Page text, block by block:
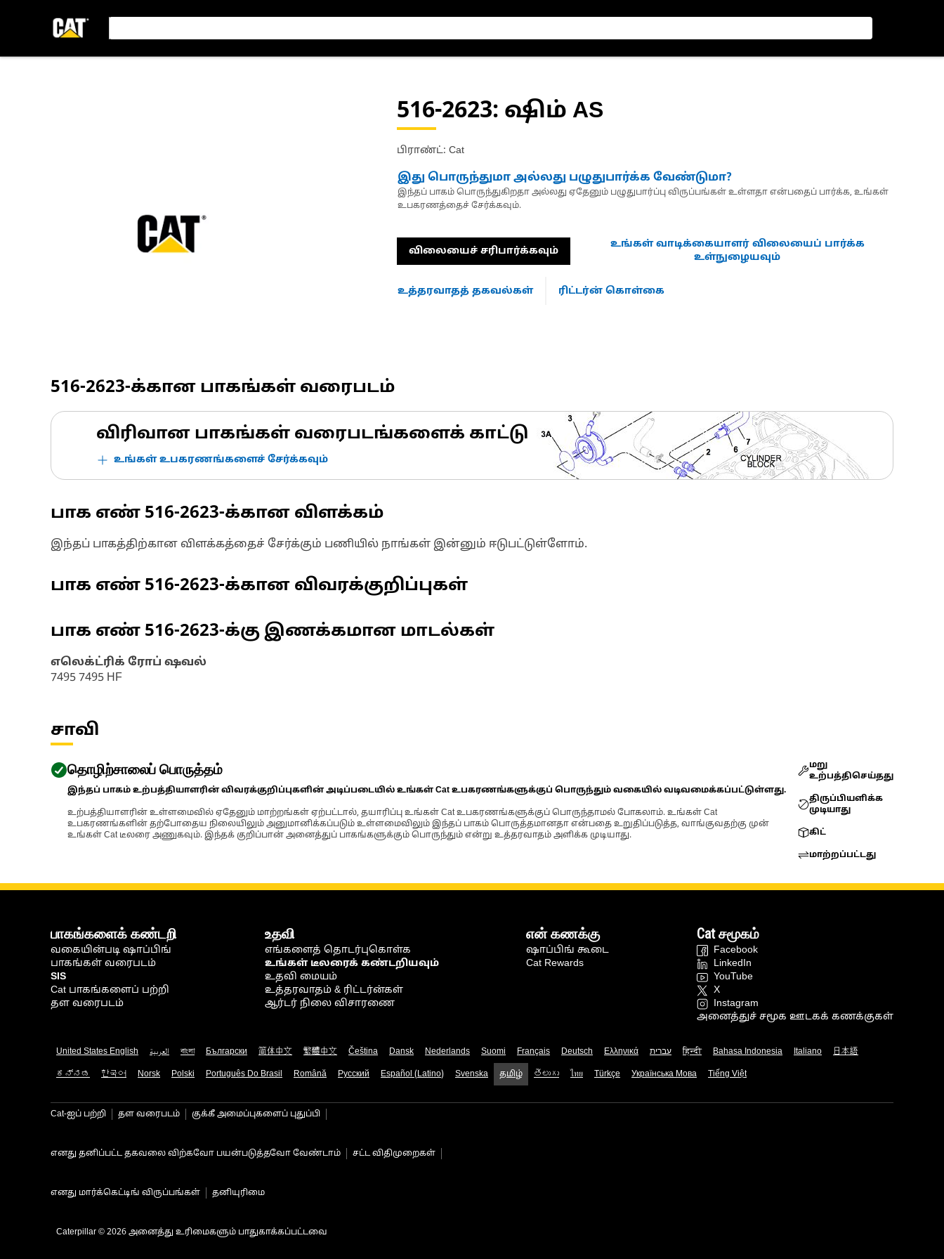
516-2623: ஷிம் AS
பிராண்ட்: Cat
இது பொருந்துமா அல்லது பழுதுபார்க்க வேண்டுமா?
இந்தப் பாகம் பொருந்துகிறதா அல்லது ஏதேனும் பழுதுபார்ப்பு விருப்பங்கள் உள்ளதா என்பதைப் பார்க்க, உங்கள்
உபகரணத்தைச் சேர்க்கவும்.
விலையைச் சரிபார்க்கவும்
உங்கள் வாடிக்கையாளர் விலையைப் பார்க்க
உள்நுழையவும்
உத்தரவாதத் தகவல்கள் ரிட்டர்ன் கொள்கை
516-2623-க்கான பாகங்கள் வரைபடம்
விரிவான பாகங்கள் வரைபடங்களைக் காட்டு
உங்கள் உபகரணங்களைச் சேர்க்கவும்
பாக எண் 516-2623-க்கான விளக்கம்
இந்தப் பாகத்திற்கான விளக்கத்தைச் சேர்க்கும் பணியில் நாங்கள் இன்னும் ஈடுபட்டுள்ளோம்.
பாக எண் 516-2623-க்கான விவரக்குறிப்புகள்
பாக எண் 516-2623-க்கு இணக்கமான மாடல்கள்
எலெக்ட்ரிக் ரோப் ஷவல்
7495 7495 HF
சாவி
தொழிற்சாலைப் பொருத்தம்
இந்தப் பாகம் உற்பத்தியாளரின் விவரக்குறிப்புகளின் அடிப்படையில் உங்கள் Cat உபகரணங்களுக்குப் பொருந்தும் வகையில் வடிவமைக்கப்பட்டுள்ளது.
உற்பத்தியாளரின் உள்ளமைவில் ஏதேனும் மாற்றங்கள் ஏற்பட்டால், தயாரிப்பு உங்கள் Cat உபகரணங்களுக்குப் பொருந்தாமல் போகலாம். உங்கள் Cat
உபகரணங்களின் தற்போதைய நிலையிலும் அனுமானிக்கப்படும் உள்ளமைவிலும் இந்தப் பாகம் பொருத்தமானதா என்பதை உறுதிப்படுத்த, வாங்குவதற்கு முன்
உங்கள் Cat டீலரை அணுகவும். இந்தக் குறிப்பான் அனைத்துப் பாகங்களுக்கும் பொருந்தும் என்று உத்தரவாதம் அளிக்க முடியாது.
மறு
உற்பத்திசெய்தது
திருப்பியளிக்க
முடியாது
கிட்
மாற்றப்பட்டது
பாகங்களைக் கண்டறி
வகையின்படி ஷாப்பிங்
பாகங்கள் வரைபடம்
SIS
Cat பாகங்களைப் பற்றி
தள வரைபடம்
உதவி
எங்களைத் தொடர்புகொள்க
உங்கள் டீலரைக் கண்டறியவும்
உதவி மையம்
உத்தரவாதம் & ரிட்டர்ன்கள்
ஆர்டர் நிலை விசாரணை
என் கணக்கு
ஷாப்பிங் கூடை
Cat Rewards
Cat சமூகம்
Facebook
LinkedIn
YouTube
X
Instagram
அனைத்துச் சமூக ஊடகக் கணக்குகள்
United States English العربية বাংলা Български 简体中文 繁體中文 Čeština Dansk Nederlands Suomi Français Deutsch Ελληνικά עברית हिन्दी Bahasa Indonesia Italiano 日本語
ಕನ್ನಡ 한국어 Norsk Polski Português Do Brasil Română Русский Español (Latino) Svenska தமிழ் తెలుగు ไทย Türkçe Українська Мова Tiếng Việt
Cat-ஐப் பற்றி தள வரைபடம் குக்கீ அமைப்புகளைப் புதுப்பி
எனது தனிப்பட்ட தகவலை விற்கவோ பயன்படுத்தவோ வேண்டாம் சட்ட விதிமுறைகள்
எனது மார்க்கெட்டிங் விருப்பங்கள் தனியுரிமை
Caterpillar © 2026 அனைத்து உரிமைகளும் பாதுகாக்கப்பட்டவை